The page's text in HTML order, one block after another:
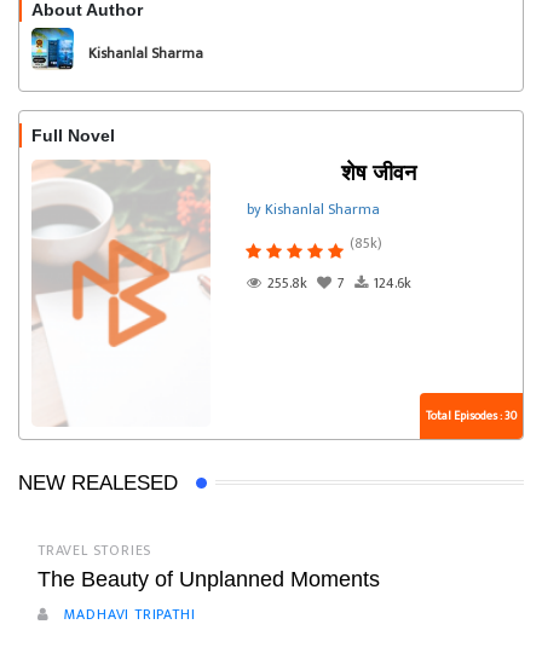
About Author
Kishanlal Sharma
Full Novel
शेष जीवन
by Kishanlal Sharma
(85k)
255.8k
7 124.6k
Total Episodes : 30
NEW REALESED
TRAVEL STORIES
The Beauty of Unplanned Moments
MADHAVI TRIPATHI